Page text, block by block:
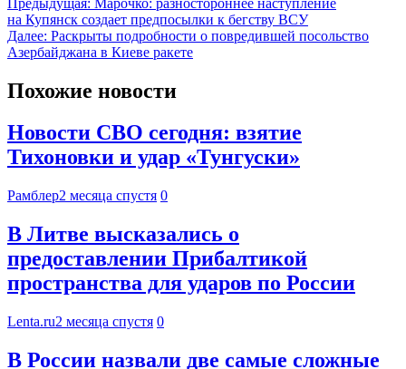
на Купянск создает предпосылки к бегству ВСУ
Далее: Раскрыты подробности о повредившей посольство
Азербайджана в Киеве ракете
Похожие новости
Новости СВО сегодня: взятие
Тихоновки и удар «Тунгуски»
Рамблер2 месяца спустя 0
В Литве высказались о
предоставлении Прибалтикой
пространства для ударов по России
Lenta.ru2 месяца спустя 0
В России назвали две самые сложные